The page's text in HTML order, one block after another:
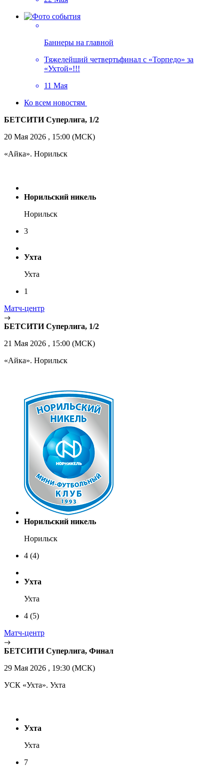
Баннеры на главной
Тяжелейший четвертьфинал с «Торпедо» за
«Ухтой»!!!
11 Мая
Ко всем новостям
БЕТСИТИ Суперлига, 1/2
20 Мая 2026 , 15:00 (МСК)
«Айка». Норильск
Норильский никель
Норильск
3
Ухта
Ухта
1
Матч-центр
БЕТСИТИ Суперлига, 1/2
21 Мая 2026 , 15:00 (МСК)
«Айка». Норильск
Норильский никель
Норильск
4 (4)
Ухта
Ухта
4 (5)
Матч-центр
БЕТСИТИ Суперлига, Финал
29 Мая 2026 , 19:30 (МСК)
УСК «Ухта». Ухта
Ухта
Ухта
7